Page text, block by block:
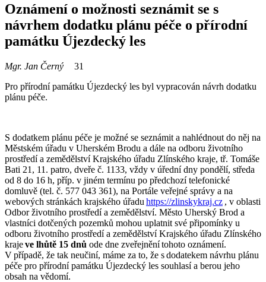
Oznámení o možnosti seznámit se s
návrhem dodatku plánu péče o přírodní
památku Újezdecký les
Mgr. Jan Černý
31
Pro přírodnípamátku Újezdecký les byl vypracován návrh dodatku
plánu péče.
S dodatkem plánu péče je možné se seznámit a nahlédnout do něj na
Městském úřadu v Uherském Brodu a dále na odboru životního
prostředí a zemědělství Krajského úřadu Zlínského kraje, tř. Tomáše
Bati 21, 11. patro, dveře č. 1133, vždy v úřední dny pondělí, středa
od 8 do 16 h, příp. v jiném termínu po předchozí telefonické
domluvě (tel. č. 577 043 361), na Portále veřejné správy a na
webových stránkách krajského úřadu https://zlinskykraj.cz , v oblasti
Odbor životního prostředí a zemědělství. Město Uherský Brod a
vlastníci dotčených pozemků mohou uplatnit své připomínky u
odboru životního prostředí a zemědělství Krajského úřadu Zlínského
krajeve lhůtě 15 dnů ode dne zveřejněnítohoto oznámení.
V případě, že tak neučiní, máme za to, že s dodatekem návrhu plánu
péče pro přírodnípamátku Újezdecký les souhlasí a berou jeho
obsah na vědomí.